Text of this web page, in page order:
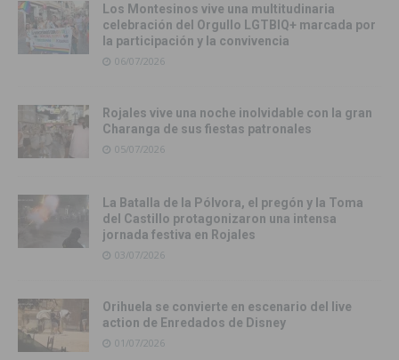
Los Montesinos vive una multitudinaria
celebración del Orgullo LGTBIQ+ marcada por
la participación y la convivencia
06/07/2026
Rojales vive una noche inolvidable con la gran
Charanga de sus fiestas patronales
05/07/2026
La Batalla de la Pólvora, el pregón y la Toma
del Castillo protagonizaron una intensa
jornada festiva en Rojales
03/07/2026
Orihuela se convierte en escenario del live
action de Enredados de Disney
01/07/2026